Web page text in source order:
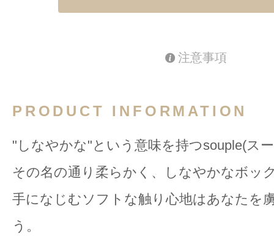
注意事項
PRODUCT INFORMATION
"しなやかな"という意味を持つsouple(ス
その名の通り柔らかく、しなやかなボッ
手になじむソフトな触り心地はあなたを
う。